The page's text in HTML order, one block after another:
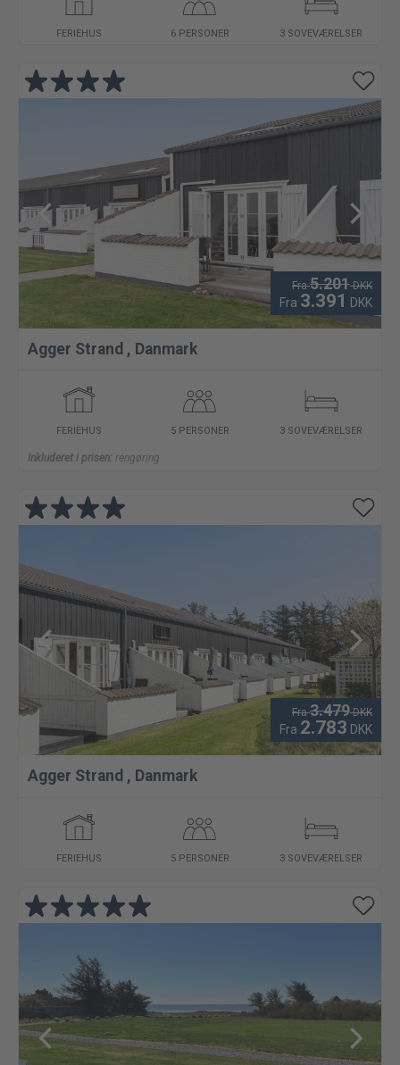
FERIEHUS 6 PERSONER 3 SOVEVÆRELSER
Fra5.201 DKK
Fra 3.391 DKK
Agger Strand , Danmark
FERIEHUS 5 PERSONER 3 SOVEVÆRELSER
Inkluderet i prisen: rengøring
Fra3.479 DKK
Fra 2.783 DKK
Agger Strand , Danmark
FERIEHUS 5 PERSONER 3 SOVEVÆRELSER